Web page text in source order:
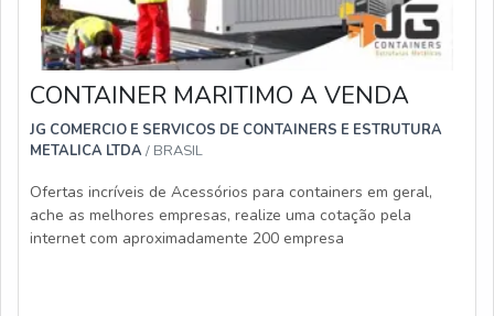
CONTAINER MARITIMO A VENDA
JG COMERCIO E SERVICOS DE CONTAINERS E ESTRUTURA
METALICA LTDA / BRASIL
Ofertas incríveis de Acessórios para containers em geral,
ache as melhores empresas, realize uma cotação pela
internet com aproximadamente 200 empresa